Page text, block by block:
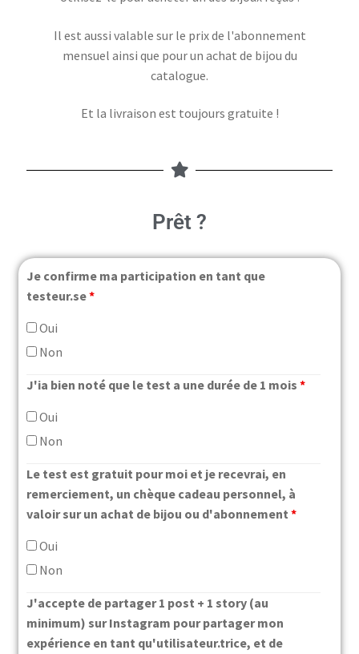
Il est aussi valable sur le prix de l'abonnement
mensuel ainsi que pour un achat de bijou du
catalogue.
Et la livraison est toujours gratuite !
Prêt ?
Je confirme ma participation en tant que
testeur.se*
Oui
Non
J'ia bien noté que le test a une durée de 1 mois *
Oui
Non
Le test est gratuit pour moi et je recevrai, en
remerciement, un chèque cadeau personnel, à
valoir sur un achat de bijou ou d'abonnement *
Oui
Non
J'accepte de partager 1 post + 1 story (au
minimum) sur Instagram pour partager mon
expérience en tant qu'utilisateur.trice, et de